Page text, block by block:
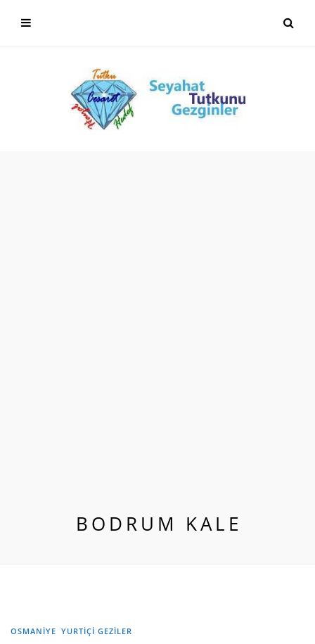
BODRUM KALE
OSMANİYE YURTIÇI GEZILER